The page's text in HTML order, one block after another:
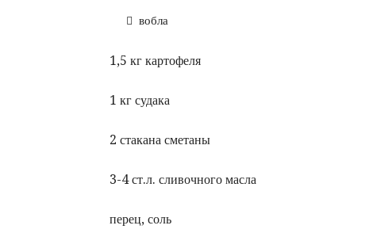
вобла
1,5 кг картофеля
1 кг судака
2 стакана сметаны
3-4 ст.л. сливочного масла
перец, соль